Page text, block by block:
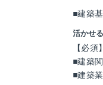
自身の
す。
○３年～
即戦力
チーフ
新技
工法
他社に
た。
常に新
と自身
■建築
建築確
します
建築
も関わ
戸建住
活かせ
【必須】
■建築
■建築